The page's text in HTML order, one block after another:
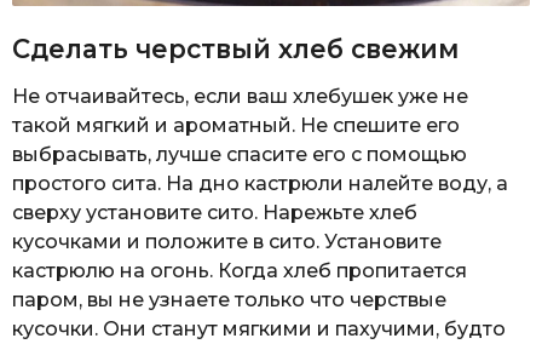
Сделать черствый хлеб свежим
Не отчаивайтесь, если ваш хлебушек уже не
такой мягкий и ароматный. Не спешите его
выбрасывать, лучше спасите его с помощью
простого сита. На дно кастрюли налейте воду, а
сверху установите сито. Нарежьте хлеб
кусочками и положите в сито. Установите
кастрюлю на огонь. Когда хлеб пропитается
паром, вы не узнаете только что черствые
кусочки. Они станут мягкими и пахучими, будто